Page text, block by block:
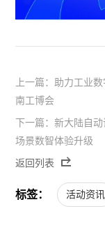
上一篇：助力工业
南工博会
下一篇：新大陆自
场景数智体验升级
返回列表
标签： 活动资讯